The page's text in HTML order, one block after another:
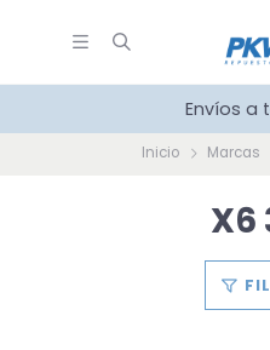
Envíos a
Inicio Marcas
X6